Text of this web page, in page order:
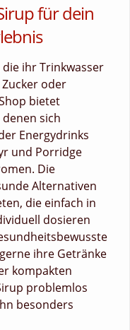
für dein
ihr Trinkwasser
oder
bietet
sich
Energydrinks
und Porridge
Die
Alternativen
die einfach in
dosieren
ihre Getränke
kompakten
problemlos
besonders